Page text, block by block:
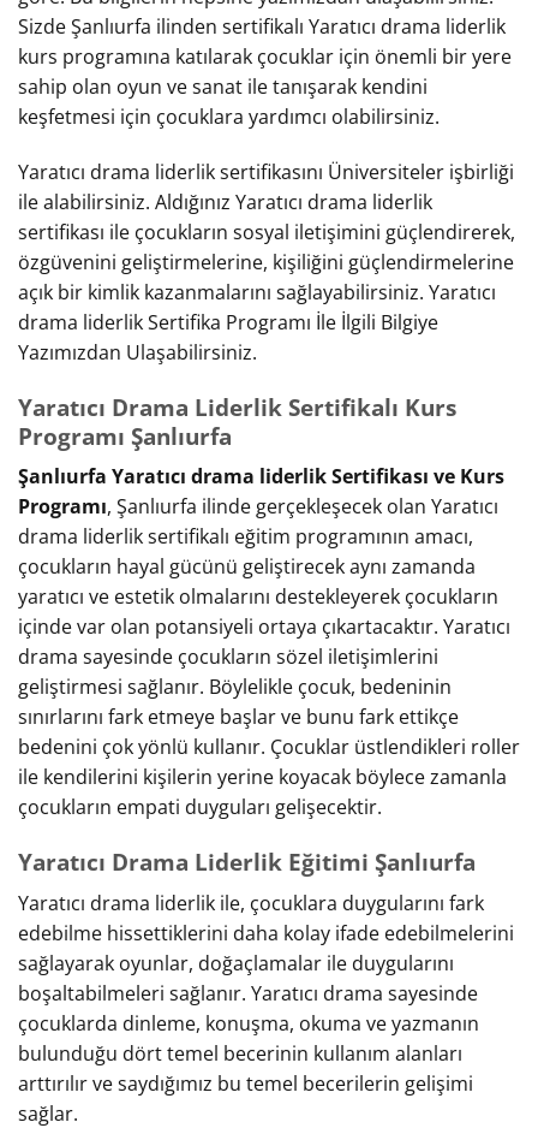
Sizde Şanlıurfa ilinden sertifikalı Yaratıcı drama liderlik
kurs programına katılarak çocuklar için önemli bir yere
sahip olan oyun ve sanat ile tanışarak kendini
keşfetmesi için çocuklara yardımcı olabilirsiniz.
Yaratıcı drama liderlik sertifikasını Üniversiteler işbirliği
ile alabilirsiniz. Aldığınız Yaratıcı drama liderlik
sertifikası ile çocukların sosyal iletişimini güçlendirerek,
özgüvenini geliştirmelerine, kişiliğini güçlendirmelerine
açık bir kimlik kazanmalarını sağlayabilirsiniz. Yaratıcı
drama liderlik Sertifika Programı İle İlgili Bilgiye
Yazımızdan Ulaşabilirsiniz.
Yaratıcı Drama Liderlik Sertifikalı Kurs
Programı Şanlıurfa
Şanlıurfa Yaratıcı drama liderlik Sertifikası ve Kurs
Programı, Şanlıurfa ilinde gerçekleşecek olan Yaratıcı
drama liderlik sertifikalı eğitim programının amacı,
çocukların hayal gücünü geliştirecek aynı zamanda
yaratıcı ve estetik olmalarını destekleyerek çocukların
içinde var olan potansiyeli ortaya çıkartacaktır. Yaratıcı
drama sayesinde çocukların sözel iletişimlerini
geliştirmesi sağlanır. Böylelikle çocuk, bedeninin
sınırlarını fark etmeye başlar ve bunu fark ettikçe
bedenini çok yönlü kullanır. Çocuklar üstlendikleri roller
ile kendilerini kişilerin yerine koyacak böylece zamanla
çocukların empati duyguları gelişecektir.
Yaratıcı Drama Liderlik Eğitimi Şanlıurfa
Yaratıcı drama liderlik ile, çocuklara duygularını fark
edebilme hissettiklerini daha kolay ifade edebilmelerini
sağlayarak oyunlar, doğaçlamalar ile duygularını
boşaltabilmeleri sağlanır. Yaratıcı drama sayesinde
çocuklarda dinleme, konuşma, okuma ve yazmanın
bulunduğu dört temel becerinin kullanım alanları
arttırılır ve saydığımız bu temel becerilerin gelişimi
sağlar.